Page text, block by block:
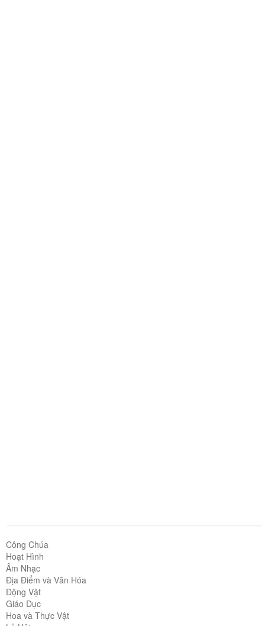
Công Chúa
Hoạt Hình
Âm Nhạc
Địa Điểm và Văn Hóa
Động Vật
Giáo Dục
Hoa và Thực Vật